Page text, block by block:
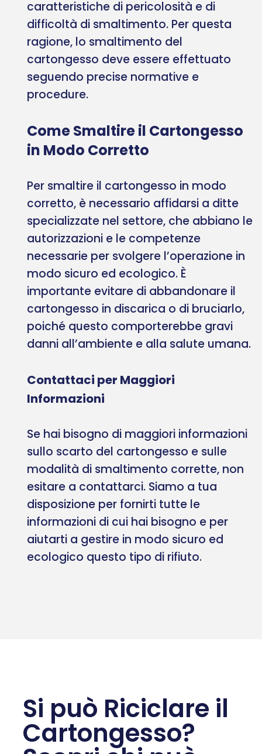
caratteristiche di pericolosità e di
difficoltà di smaltimento. Per questa
ragione, lo smaltimento del
cartongesso deve essere effettuato
seguendo precise normative e
procedure.
Come Smaltire il Cartongesso
in Modo Corretto
Per smaltire il cartongesso in modo
corretto, è necessario affidarsi a ditte
specializzate nel settore, che abbiano le
autorizzazioni e le competenze
necessarie per svolgere l’operazione in
modo sicuro ed ecologico. È
importante evitare di abbandonare il
cartongesso in discarica o di bruciarlo,
poiché questo comporterebbe gravi
danni all’ambiente e alla salute umana.
Contattaci per Maggiori
Informazioni
Se hai bisogno di maggiori informazioni
sullo scarto del cartongesso e sulle
modalità di smaltimento corrette, non
esitare a contattarci. Siamo a tua
disposizione per fornirti tutte le
informazioni di cui hai bisogno e per
aiutarti a gestire in modo sicuro ed
ecologico questo tipo di rifiuto.
Si può Riciclare il
Cartongesso?